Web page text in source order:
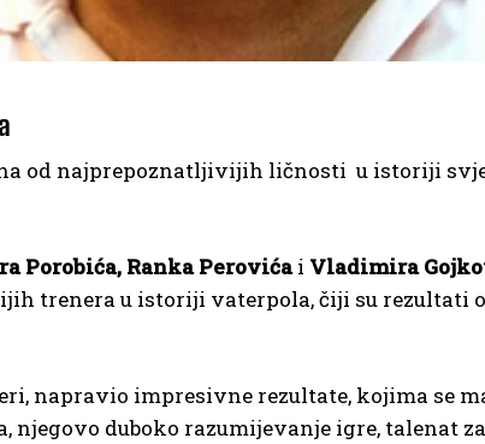
od najprepoznatljivijih ličnosti u istoriji
Porobića, Ranka Perovićai Vladimira
trenera u istoriji vaterpola, čiji su rezultati
napravio impresivne rezultate, kojima se
njegovo duboko razumijevanje igre, talenat